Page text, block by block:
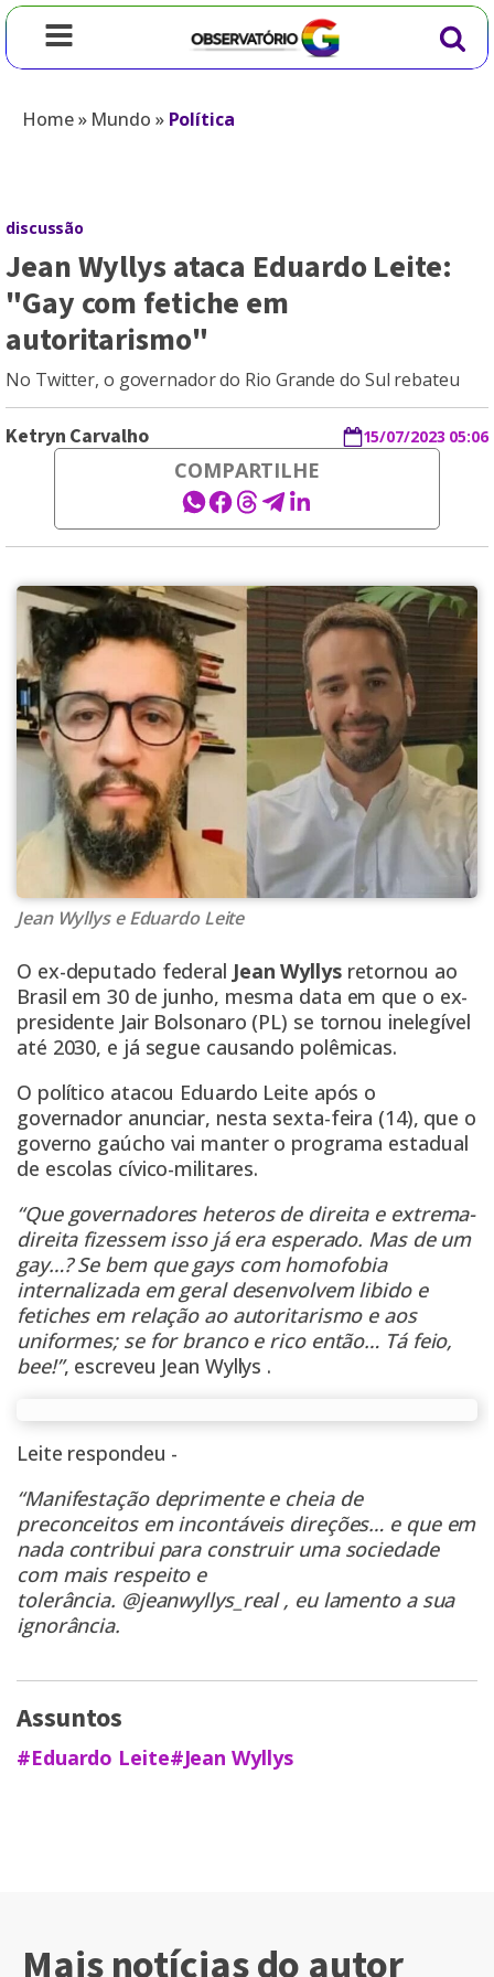
Home» Mundo » Política
discussão
Jean Wyllys ataca Eduardo Leite:
"Gay com fetiche em
autoritarismo"
No Twitter, o governador do Rio Grande do Sul rebateu
Ketryn Carvalho 15/07/2023 05:06
COMPARTILHE
Jean Wyllys e Eduardo Leite
O ex-deputado federal Jean Wyllys retornou ao
Brasil em 30 de junho, mesma data em que o ex-
presidente Jair Bolsonaro (PL) se tornou inelegível
até 2030, e já segue causando polêmicas.
O político atacou Eduardo Leite após o
governador anunciar, nesta sexta-feira (14), que o
governo gaúcho vai manter o programa estadual
de escolas cívico-militares.
“Que governadores heteros de direita e extrema-
direita fizessem isso já era esperado. Mas de um
gay…? Se bem que gays com homofobia
internalizada em geral desenvolvem libido e
fetiches em relação ao autoritarismo e aos
uniformes; se for branco e rico então… Tá feio,
bee!”, escreveu Jean Wyllys .
Leite respondeu -
“Manifestação deprimente e cheia de
preconceitos em incontáveis direções… e que em
nada contribui para construir uma sociedade
com mais respeito e
tolerância. @jeanwyllys_real, eu lamento a sua
ignorância.
Assuntos
#Eduardo Leite#Jean Wyllys
Mais notícias do autor